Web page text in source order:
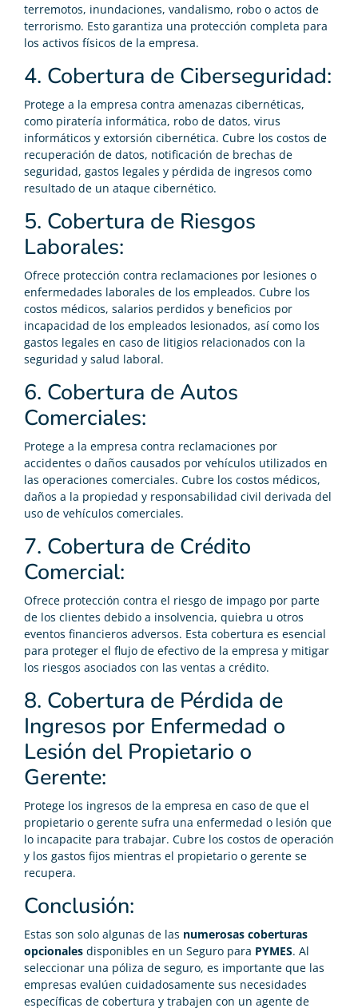
terremotos, inundaciones, vandalismo, robo o actos de
terrorismo. Esto garantiza una protección completa para
los activos físicos de la empresa.
4. Cobertura de Ciberseguridad:
Protege a la empresa contra amenazas cibernéticas,
como piratería informática, robo de datos, virus
informáticos y extorsión cibernética. Cubre los costos de
recuperación de datos, notificación de brechas de
seguridad, gastos legales y pérdida de ingresos como
resultado de un ataque cibernético.
5. Cobertura de Riesgos
Laborales:
Ofrece protección contra reclamaciones por lesiones o
enfermedades laborales de los empleados. Cubre los
costos médicos, salarios perdidos y beneficios por
incapacidad de los empleados lesionados, así como los
gastos legales en caso de litigios relacionados con la
seguridad y salud laboral.
6. Cobertura de Autos
Comerciales:
Protege a la empresa contra reclamaciones por
accidentes o daños causados por vehículos utilizados en
las operaciones comerciales. Cubre los costos médicos,
daños a la propiedad y responsabilidad civil derivada del
uso de vehículos comerciales.
7. Cobertura de Crédito
Comercial:
Ofrece protección contra el riesgo de impago por parte
de los clientes debido a insolvencia, quiebra u otros
eventos financieros adversos. Esta cobertura es esencial
para proteger el flujo de efectivo de la empresa y mitigar
los riesgos asociados con las ventas a crédito.
8. Cobertura de Pérdida de
Ingresos por Enfermedad o
Lesión del Propietario o
Gerente:
Protege los ingresos de la empresa en caso de que el
propietario o gerente sufra una enfermedad o lesión que
lo incapacite para trabajar. Cubre los costos de operación
y los gastos fijos mientras el propietario o gerente se
recupera.
Conclusión:
Estas son solo algunas de las numerosas coberturas
opcionales disponibles en un Seguro para PYMES. Al
seleccionar una póliza de seguro, es importante que las
empresas evalúen cuidadosamente sus necesidades
específicas de cobertura y trabajen con un agente de